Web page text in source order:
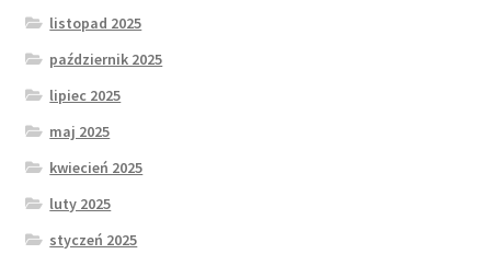
listopad 2025
październik 2025
lipiec 2025
maj 2025
kwiecień 2025
luty 2025
styczeń 2025